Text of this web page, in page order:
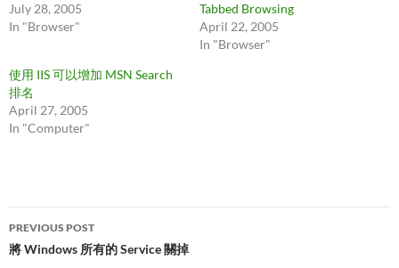
July 28, 2005
In "Browser"
Tabbed Browsing
April 22, 2005
In "Browser"
使用 IIS 可以增加 MSN Search
排名
April 27, 2005
In "Computer"
Post
navigation
PREVIOUS POST
將 Windows 所有的 Service 關掉